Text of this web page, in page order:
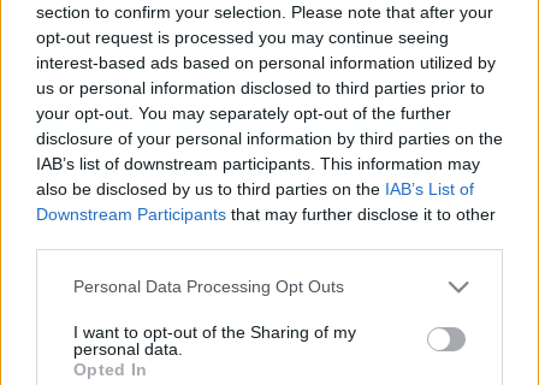
section to confirm your selection. Please note that after your
opt-out request is processed you may continue seeing
interest-based ads based on personal information utilized by
us or personal information disclosed to third parties prior to
your opt-out. You may separately opt-out of the further
disclosure of your personal information by third parties on the
IAB’s list of downstream participants. This information may
also be disclosed by us to third parties on the IAB’s List of
Downstream Participants that may further disclose it to other
Please note that this website/app uses one or more Google
not limited to your visit or usage behaviour. You may click to
grant or deny consent to Google and its third-party tags to
Personal Data Processing Opt Outs
I want to opt-out of the Sharing of my
personal data.
Opted In
fejlesztése érdekelte, de - hűen a Wittelsbachok
hagyományához - a művészeteket is támogatta. Az I.
világháborúban csak a lehető legkisebb szerepet vállalta,
bár 1917-től ellenezte Erich Ludendorffnak, a birodalmi
német hadsereg tényleges irányítójának katonapolitikáját. A
szocialista Kurt Eisner vezette bajor felkelés teljesen
váratlanul érte Lajost. Bár nem mondott le a trónról, 1918.
november 13-án, polgári és katonai tisztségviselőit
felmentette hűségesküjük alól. Megkeseredett emberként,
án. (A sárvári uradalomnak felesége, Mária Terézia